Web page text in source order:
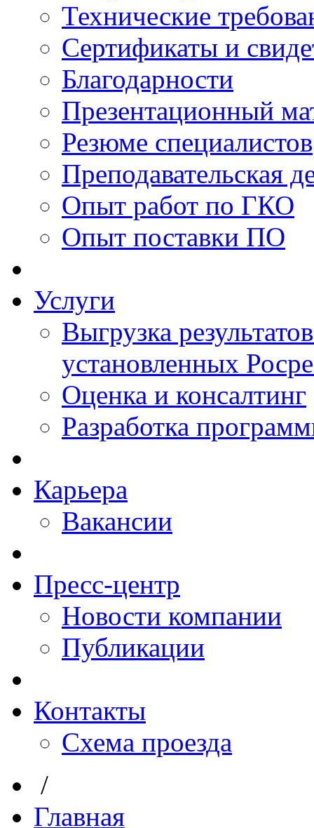
Технические
Сертификаты и
Благодарности
Презентационный
Резюме специалистов
Преподавательская
Опыт работ по ГКО
Опыт поставки ПО
Услуги
Выгрузка
установленных
Оценка и консалтинг
Разработка
Карьера
Вакансии
Пресс-центр
Новости компании
Публикации
Контакты
Схема проезда
/
Главная